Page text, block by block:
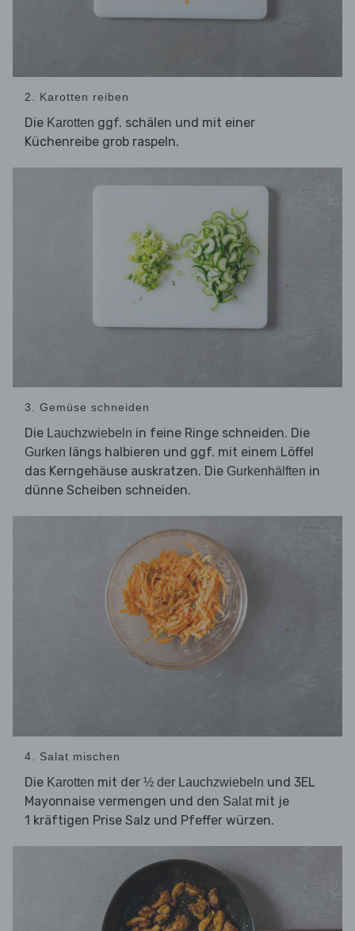
2. Karotten reiben
Die Karotten ggf. schälen und mit einer
Küchenreibe grob raspeln.
3. Gemüse schneiden
Die Lauchzwiebeln in feine Ringe schneiden. Die
Gurken längs halbieren und ggf. mit einem Löffel
das Kerngehäuse auskratzen. Die Gurkenhälften in
dünne Scheiben schneiden.
4. Salat mischen
Die Karotten mit der ½ der Lauchzwiebeln und 3EL
Mayonnaise vermengen und den Salat mit je
1 kräftigen Prise Salz und Pfeffer würzen.